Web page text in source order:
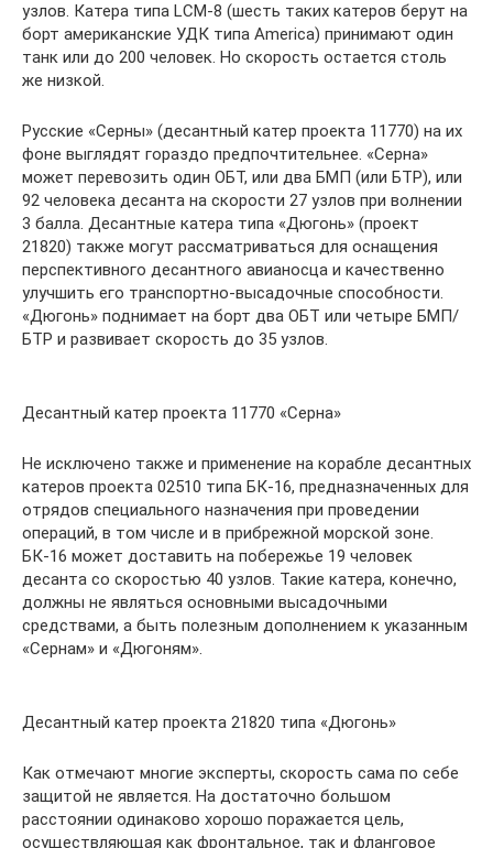
узлов. Катера типа LCM-8 (шесть таких катеров берут на
борт американские УДК типа America) принимают один
танк или до 200 человек. Но скорость остается столь
же низкой.
Русские «Серны» (десантный катер проекта 11770) на их
фоне выглядят гораздо предпочтительнее. «Серна»
может перевозить один ОБТ, или два БМП (или БТР), или
92 человека десанта на скорости 27 узлов при волнении
3 балла. Десантные катера типа «Дюгонь» (проект
21820) также могут рассматриваться для оснащения
перспективного десантного авианосца и качественно
улучшить его транспортно-высадочные способности.
«Дюгонь» поднимает на борт два ОБТ или четыре БМП/
БТР и развивает скорость до 35 узлов.
Десантный катер проекта 11770 «Серна»
Не исключено также и применение на корабле десантных
катеров проекта 02510 типа БК-16, предназначенных для
отрядов специального назначения при проведении
операций, в том числе и в прибрежной морской зоне.
БК-16 может доставить на побережье 19 человек
десанта со скоростью 40 узлов. Такие катера, конечно,
должны не являться основными высадочными
средствами, а быть полезным дополнением к указанным
«Сернам» и «Дюгоням».
Десантный катер проекта 21820 типа «Дюгонь»
Как отмечают многие эксперты, скорость сама по себе
защитой не является. На достаточно большом
расстоянии одинаково хорошо поражается цель,
осуществляющая как фронтальное, так и фланговое